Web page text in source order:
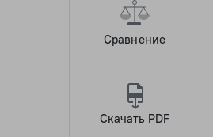
Сравнение
Скачать PDF